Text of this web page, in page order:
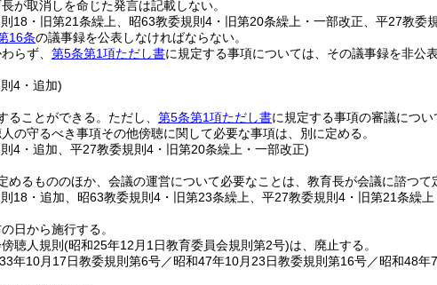
が取消しを命じた発言は記載しない。
18・旧第21条繰上、昭63教委規則4・旧第20条繰上・一部改正、平27教委
16条の議事録を公表しなければならない。
らず、 第5条第1項ただし書に規定する事項については、その議事録を非公表
4・追加)
ることができる。 ただし、 第5条第1項ただし書に規定する事項の審議につい
の守るべき事項その他傍聴に関して必要な事項は、別に定める。
4・追加、平27教委規則4・旧第20条繰上・一部改正)
めるもののほか、会議の運営について必要なことは、教育長が会議に諮つて
18・追加、昭63教委規則4・旧第23条繰上、平27教委規則4・旧第21条繰
日から施行する。
聴人規則 (昭和25年12月1日教育委員会規則第2号)は、廃止する。
年10月17日教委規則第6号／昭和47年10月23日教委規則第16号／昭和48